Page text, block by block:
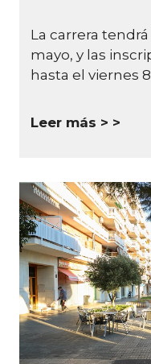
La carrera
mayo, y las
hasta el viernes
Leer más >